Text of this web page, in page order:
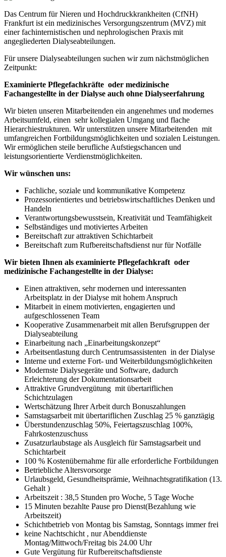
Das Centrum für Nieren und Hochdruckkrankheiten (CfNH)
Frankfurt ist ein medizinisches Versorgungszentrum (MVZ) mit
einer fachinternistischen und nephrologischen Praxis mit
angegliederten Dialyseabteilungen.
Für unsere Dialyseabteilungen suchen wir zum nächstmöglichen
Zeitpunkt:
Examinierte Pflegefachkräfte oder medizinische
Fachangestellte in der Dialyse auch ohne Dialyseerfahrung
Wir bieten unseren Mitarbeitenden ein angenehmes und modernes
Arbeitsumfeld, einen sehr kollegialen Umgang und flache
Hierarchiestrukturen. Wir unterstützen unsere Mitarbeitenden mit
umfangreichen Fortbildungsmöglichkeiten und sozialen Leistungen.
Wir ermöglichen steile berufliche Aufstiegschancen und
leistungsorientierte Verdienstmöglichkeiten.
Wir wünschen uns:
Fachliche, soziale und kommunikative Kompetenz
Prozessorientiertes und betriebswirtschaftliches Denken und
Handeln
Verantwortungsbewusstsein, Kreativität und Teamfähigkeit
Selbständiges und motiviertes Arbeiten
Bereitschaft zur attraktiven Schichtarbeit
Bereitschaft zum Rufbereitschaftsdienst nur für Notfälle
Wir bieten Ihnen als examinierte Pflegefachkraft oder
medizinische Fachangestellte in der Dialyse:
Einen attraktiven, sehr modernen und interessanten
Arbeitsplatz in der Dialyse mit hohem Anspruch
Mitarbeit in einem motivierten, engagierten und
aufgeschlossenen Team
Kooperative Zusammenarbeit mit allen Berufsgruppen der
Dialyseabteilung
Einarbeitung nach „Einarbeitungskonzept“
Arbeitsentlastung durch Centrumsassistenten in der Dialyse
Interne und externe Fort- und Weiterbildungsmöglichkeiten
Modernste Dialysegeräte und Software, dadurch
Erleichterung der Dokumentationsarbeit
Attraktive Grundvergütung mit übertariflichen
Schichtzulagen
Wertschätzung Ihrer Arbeit durch Bonuszahlungen
Samstagsarbeit mit übertariflichen Zuschlag 25 % ganztägig
Überstundenzuschlag 50%, Feiertagszuschlag 100%,
Fahrkostenzuschuss
Zusatzurlaubstage als Ausgleich für Samstagsarbeit und
Schichtarbeit
100 % Kostenübernahme für alle erforderliche Fortbildungen
Betriebliche Altersvorsorge
Urlaubsgeld, Gesundheitsprämie, Weihnachtsgratifikation (13.
Gehalt )
Arbeitszeit : 38,5 Stunden pro Woche, 5 Tage Woche
15 Minuten bezahlte Pause pro Dienst(Bezahlung wie
Arbeitszeit)
Schichtbetrieb von Montag bis Samstag, Sonntags immer frei
keine Nachtschicht , nur Abenddienste
Montag/Mittwoch/Freitag bis 24.00 Uhr
Gute Vergütung für Rufbereitschaftsdienste